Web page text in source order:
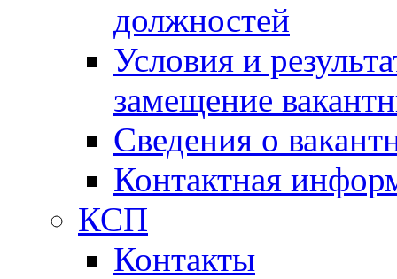
должностей
Условия и
замещение
Сведения о
Контактная
КСП
Контакты